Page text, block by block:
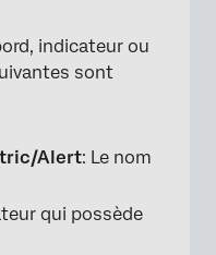
indicateur ou
sont
Alert: Le nom
qui possède